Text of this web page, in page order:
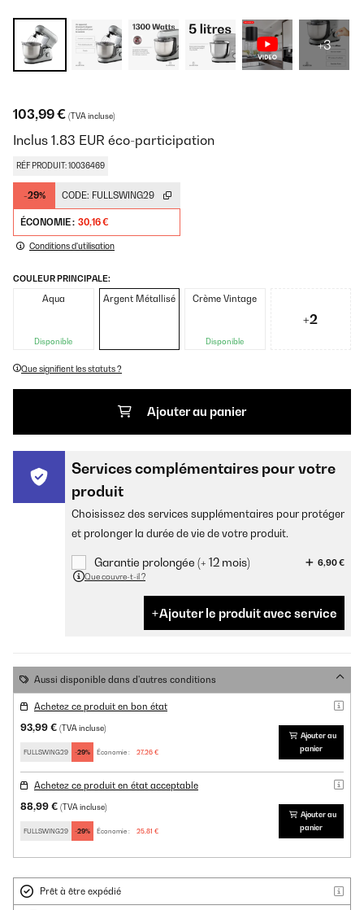
+3
103,99 € (TVA incluse)
Inclus 1.83 EUR éco-participation
RÉF PRODUIT: 10036469
-29% CODE: FULLSWING29
ÉCONOMIE : 30,16 €
Conditions d'utilisation
COULEUR PRINCIPALE:
Aqua
Disponible
Argent Métallisé Crème Vintage
Disponible
+2
Que signifient les statuts ?
Ajouter au panier
Services complémentaires pour votre
produit
Choisissez des services supplémentaires pour protéger
et prolonger la durée de vie de votre produit.
Garantie prolongée (+ 12 mois)
6,90 €
Que couvre-t-il ?
Ajouter le produit avec service
Aussi disponible dans d'autres conditions
Achetez ce produit en bon état
93,99 € (TVA incluse)
FULLSWING29 -29% Économie : 27,26 €
Ajouter au
panier
Achetez ce produit en état acceptable
88,99 € (TVA incluse)
FULLSWING29 -29% Économie : 25,81 €
Ajouter au
panier
Prêt à être expédié